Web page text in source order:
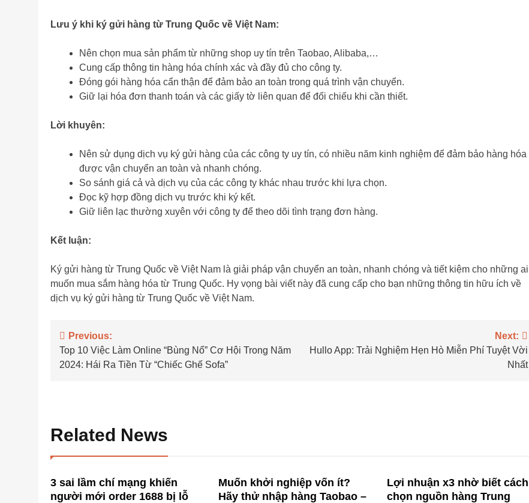
Lưu ý khi ký gửi hàng từ Trung Quốc về Việt Nam:
Nên chọn mua sản phẩm từ những shop uy tín trên Taobao, Alibaba,…
Cung cấp thông tin hàng hóa chính xác và đầy đủ cho công ty.
Đóng gói hàng hóa cẩn thận để đảm bảo an toàn trong quá trình vận chuyển.
Giữ lại hóa đơn thanh toán và các giấy tờ liên quan để đối chiếu khi cần thiết.
Lời khuyên:
Nên sử dụng dịch vụ ký gửi hàng của các công ty uy tín, có nhiều năm kinh nghiệm để đảm bảo hàng hóa
được vận chuyển an toàn và nhanh chóng.
So sánh giá cả và dịch vụ của các công ty khác nhau trước khi lựa chọn.
Đọc kỹ hợp đồng dịch vụ trước khi ký kết.
Giữ liên lạc thường xuyên với công ty để theo dõi tình trạng đơn hàng.
Kết luận:
Ký gửi hàng từ Trung Quốc về Việt Nam là giải pháp vận chuyển an toàn, nhanh chóng và tiết kiệm cho những ai
muốn mua sắm hàng hóa từ Trung Quốc. Hy vọng bài viết này đã cung cấp cho bạn những thông tin hữu ích về
dịch vụ ký gửi hàng từ Trung Quốc về Việt Nam.
Điều
hướng
Previous:
Top 10 Việc Làm Online “Bùng Nổ” Cơ Hội Trong Năm
2024: Hái Ra Tiền Từ “Chiếc Ghế Sofa”
Next:
Hullo App: Trải Nghiệm Hẹn Hò Miễn Phí Tuyệt Vời
Nhất
Related News
3 sai lầm chí mạng khiến
người mới order 1688 bị lỗ
Muốn khởi nghiệp vốn ít?
Hãy thử nhập hàng Taobao –
Lợi nhuận x3 nhờ biết cách
chọn nguồn hàng Trung